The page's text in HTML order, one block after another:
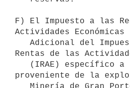
F) El Impuesto a las
Actividades
Rentas de las
proveniente de la